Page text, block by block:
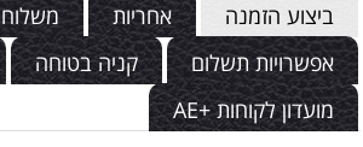
ביצוע הזמנה אחריות
משלוח
אפשרויות תשלום
קניה בטוחה
מועדון לקוחות +AE